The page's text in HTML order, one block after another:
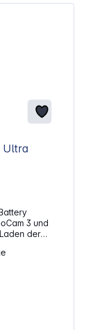
Ultra
3 und
der
g ist es sehr
auch